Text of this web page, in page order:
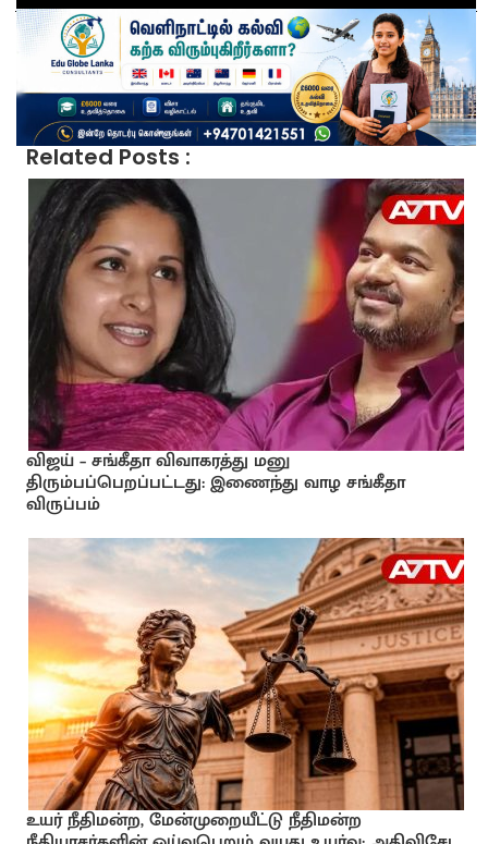
Related Posts :
விஜய் – சங்கீதா விவாகரத்து மனு
திரும்பப்பெறப்பட்டது: இணைந்து வாழ சங்கீதா
விருப்பம்
உயர் நீதிமன்ற, மேன்முறையீட்டு நீதிமன்ற